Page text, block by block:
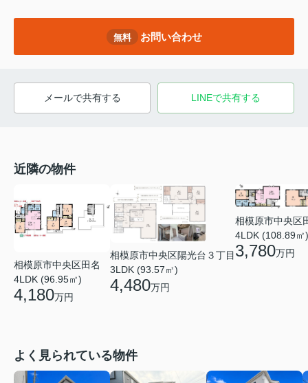
無料 お問い合わせ
メールで共有する LINEで共有する
近隣の物件
相模原市中央区田名
4LDK (96.95㎡)
4,180万円
相模原市中央区陽光台３丁目
3LDK (93.57㎡)
4,480万円
相模原市中央区
4LDK (108.89㎡)
3,780万円
よく見られている物件